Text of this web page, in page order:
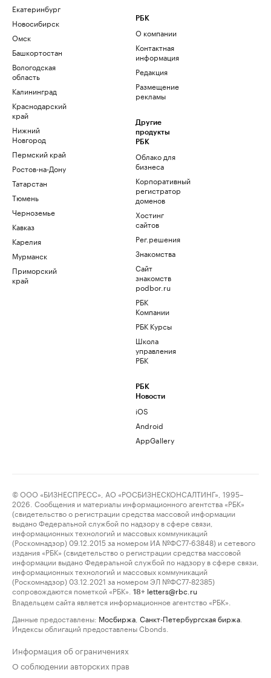
Екатеринбург
Новосибирск
Омск
Башкортостан
Вологодская
область
Калининград
Краснодарский
край
Нижний
Новгород
Пермский край
Ростов-на-Дону
Татарстан
Тюмень
Черноземье
Кавказ
Карелия
Мурманск
Приморский
край
РБК
О компании
Контактная
информация
Редакция
Размещение
рекламы
Другие
продукты
РБК
Облако для
бизнеса
Корпоративный
регистратор
доменов
Хостинг
сайтов
Рег.решения
Знакомства
Сайт
знакомств
podbor.ru
РБК
Компании
РБК Курсы
Школа
управления
РБК
РБК
Новости
iOS
Android
AppGallery
© ООО «БИЗНЕСПРЕСС», АО «РОСБИЗНЕСКОНСАЛТИНГ», 1995–
2026. Сообщения и материалы информационного агентства «РБК»
(свидетельство о регистрации средства массовой информации
выдано Федеральной службой по надзору в сфере связи,
информационных технологий и массовых коммуникаций
(Роскомнадзор) 09.12.2015 за номером ИА №ФС77-63848) и сетевого
издания «РБК» (свидетельство о регистрации средства массовой
информации выдано Федеральной службой по надзору в сфере связи,
информационных технологий и массовых коммуникаций
(Роскомнадзор) 03.12.2021 за номером ЭЛ №ФС77-82385)
сопровождаются пометкой «РБК».
18+ letters@rbc.ru
Владельцем сайта является информационное агентство «РБК».
Данные предоставлены: Мосбиржа Санкт-Петербургская биржа
Индексы облигаций предоставлены Cbonds.
Информация об ограничениях
О соблюдении авторских прав